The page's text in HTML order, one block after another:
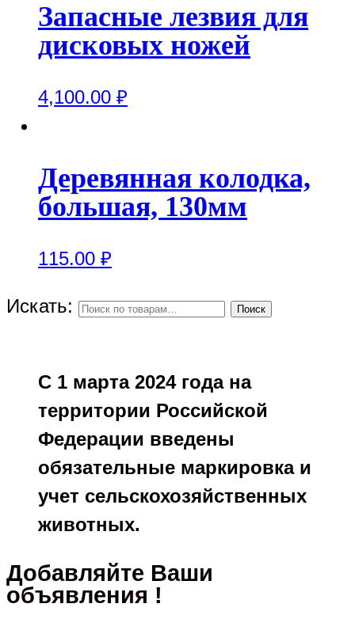
Запасные лезвия для
дисковых ножей
4,100.00 ₽
Деревянная колодка,
большая, 130мм
115.00 ₽
Искать: Поиск
С 1 марта 2024 года на
территории Российской
Федерации введены
обязательные маркировка и
учет сельскохозяйственных
животных.
Добавляйте Ваши
объявления !